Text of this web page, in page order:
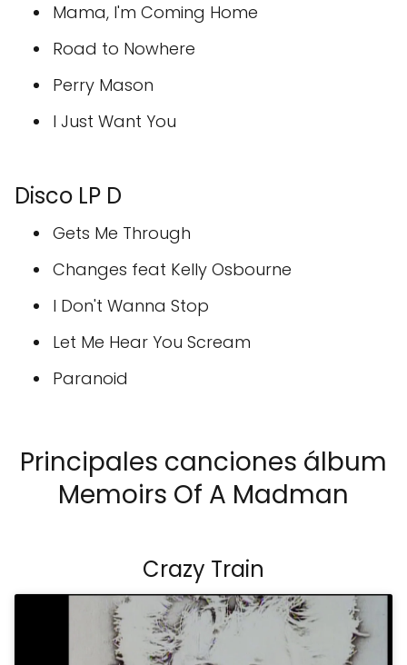
Mama, I'm Coming Home
Road to Nowhere
Perry Mason
I Just Want You
Disco LP D
Gets Me Through
Changes feat Kelly Osbourne
I Don't Wanna Stop
Let Me Hear You Scream
Paranoid
Principales canciones álbum
Memoirs Of A Madman
Crazy Train